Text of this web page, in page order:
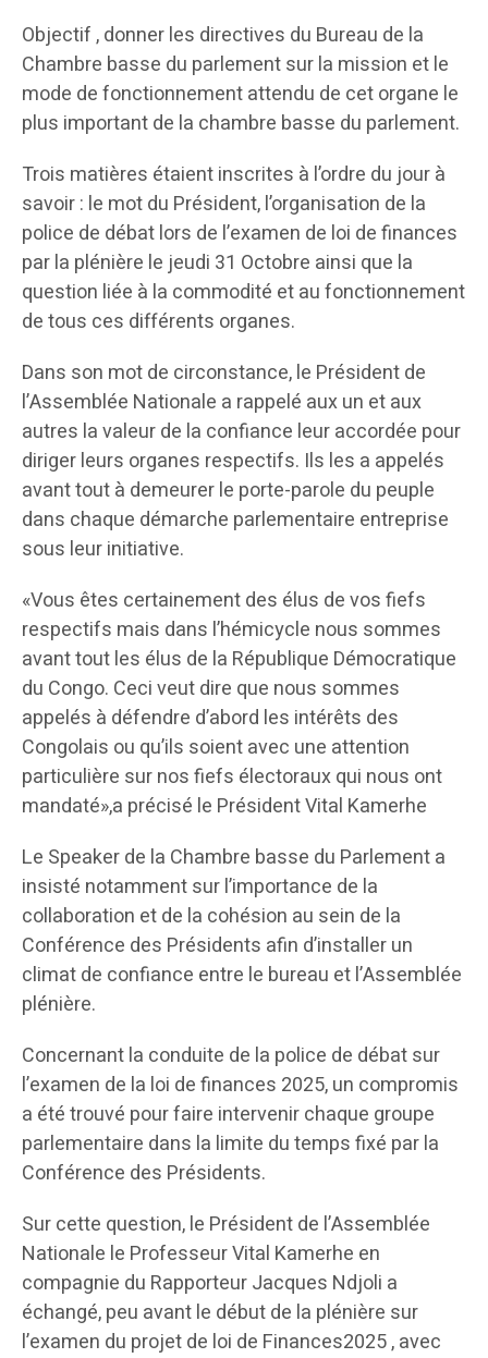
Objectif , donner les directives du Bureau de la
Chambre basse du parlement sur la mission et le
mode de fonctionnement attendu de cet organe le
plus important de la chambre basse du parlement.
Trois matières étaient inscrites à l’ordre du jour à
savoir : le mot du Président, l’organisation de la
police de débat lors de l’examen de loi de finances
par la plénière le jeudi 31 Octobre ainsi que la
question liée à la commodité et au fonctionnement
de tous ces différents organes.
Dans son mot de circonstance, le Président de
l’Assemblée Nationale a rappelé aux un et aux
autres la valeur de la confiance leur accordée pour
diriger leurs organes respectifs. Ils les a appelés
avant tout à demeurer le porte-parole du peuple
dans chaque démarche parlementaire entreprise
sous leur initiative.
«Vous êtes certainement des élus de vos fiefs
respectifs mais dans l’hémicycle nous sommes
avant tout les élus de la République Démocratique
du Congo. Ceci veut dire que nous sommes
appelés à défendre d’abord les intérêts des
Congolais ou qu’ils soient avec une attention
particulière sur nos fiefs électoraux qui nous ont
mandaté»,a précisé le Président Vital Kamerhe
Le Speaker de la Chambre basse du Parlement a
insisté notamment sur l’importance de la
collaboration et de la cohésion au sein de la
Conférence des Présidents afin d’installer un
climat de confiance entre le bureau et l’Assemblée
plénière.
Concernant la conduite de la police de débat sur
l’examen de la loi de finances 2025, un compromis
a été trouvé pour faire intervenir chaque groupe
parlementaire dans la limite du temps fixé par la
Conférence des Présidents.
Sur cette question, le Président de l’Assemblée
Nationale le Professeur Vital Kamerhe en
compagnie du Rapporteur Jacques Ndjoli a
échangé, peu avant le début de la plénière sur
l’examen du projet de loi de Finances2025 , avec